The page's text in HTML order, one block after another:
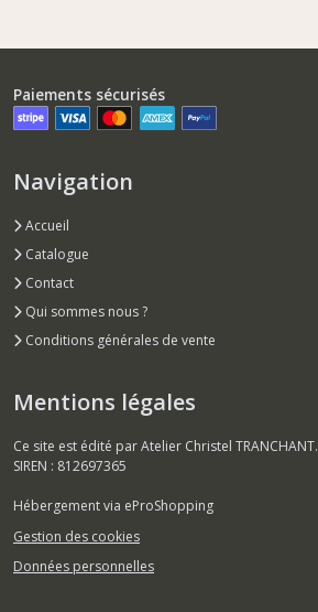
Paiements sécurisés
Navigation
Accueil
Catalogue
Contact
Qui sommes nous ?
Conditions générales de vente
Mentions légales
Ce site est édité par Atelier Christel TRANCHANT.
SIREN : 812697365
Hébergement via eProShopping
Gestion des cookies
Données personnelles